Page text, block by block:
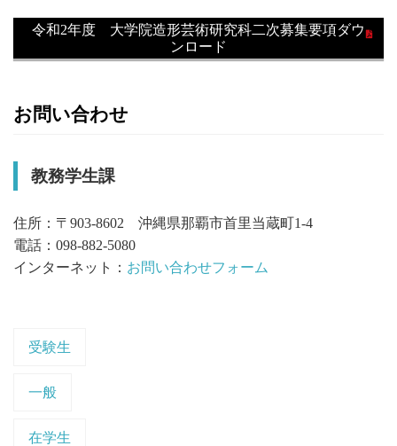
令和2年度 大学院造形芸術研究科二次募集要項ダウ
ンロード
お問い合わせ
教務学生課
住所：〒903-8602 沖縄県那覇市首里当蔵町1-4
電話：098-882-5080
インターネット： お問い合わせフォーム
受験生
一般
在学生